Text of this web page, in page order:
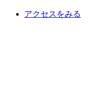
アクセスをみる